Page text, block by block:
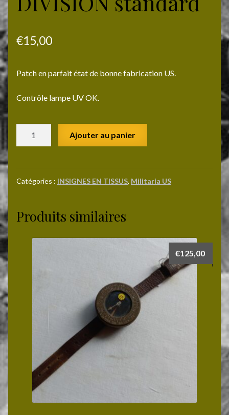
€15,00
Patch en parfait état de bonne fabrication US.
Contrôle lampe UV OK.
standard
Ajouter au panier
Catégories : INSIGNES EN TISSUS, Militaria US
Produits similaires
€125,00